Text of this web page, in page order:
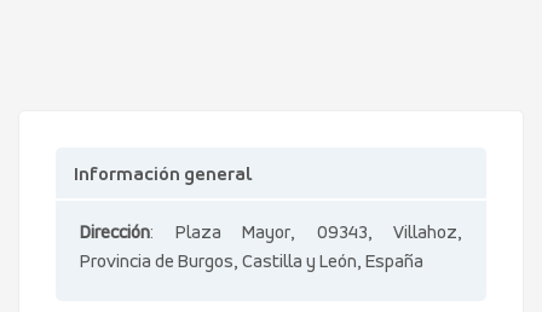
Información general
Dirección: Plaza Mayor, 09343, Villahoz,
Provincia de Burgos, Castilla y León, España